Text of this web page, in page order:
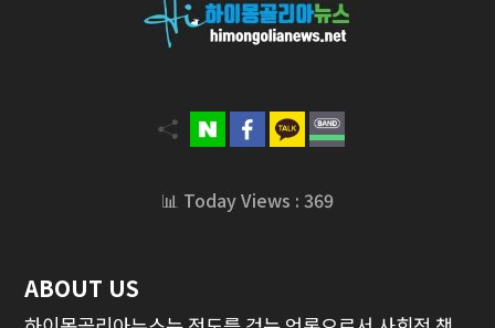
📊 Today Views : 369
ABOUT US